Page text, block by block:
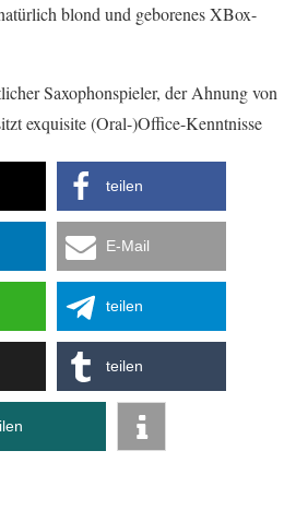
blond und geborenes XBox-
Saxophonspieler, der Ahnung von
exquisite (Oral-)Office-Kenntnisse
teilen
E-Mail
teilen
teilen